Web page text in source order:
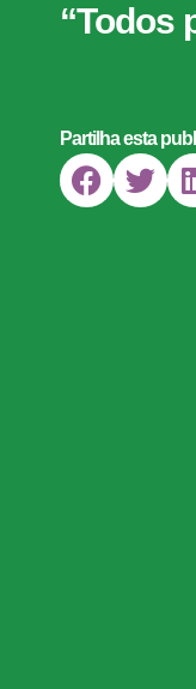
“Todos
Partilha esta